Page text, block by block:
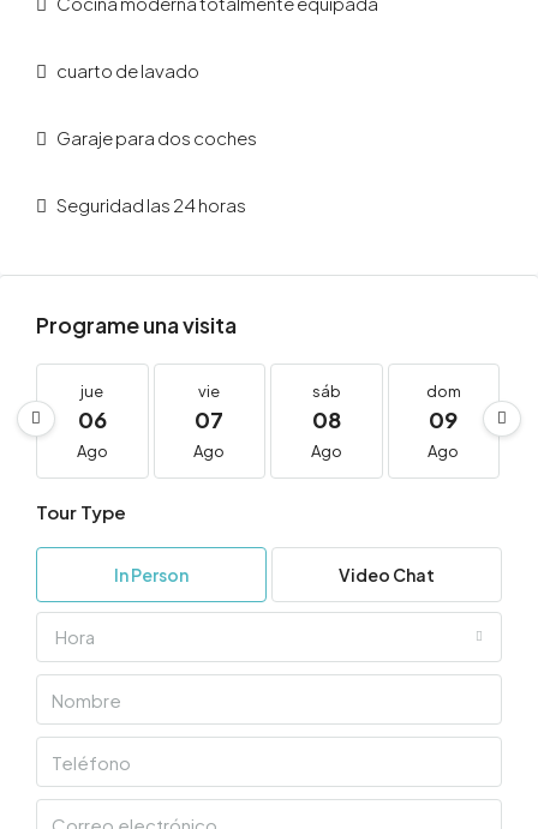
cuarto de lavado
Garaje para dos coches
Seguridad las 24 horas
Programe una visita
jue
06
Ago
vie
07
Ago
sáb
08
Ago
dom
09
Ago
Tour Type
In Person Video Chat
Hora